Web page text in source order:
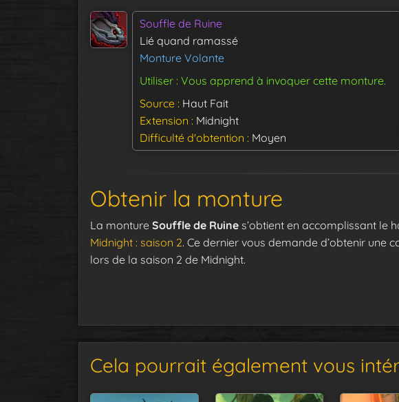
Souffle de Ruine
Lié quand ramassé
Monture Volante
Utiliser : Vous apprend à invoquer cette monture.
Source Haut Fait
Extension
Midnight
Difficulté d'obtention
Moyen
Obtenir la monture
La monture Souffle de Ruine s’obtient en accomplissant le
Midnight : saison 2. Ce dernier vous demande d’obtenir une
lors de la saison 2 de Midnight.
Cela pourrait également vous